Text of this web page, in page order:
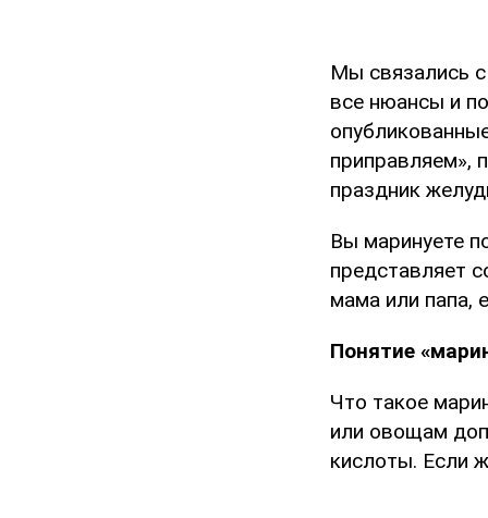
Мы связались
все нюансы и
приправляем»,
праздник
Вы маринуете
представляет
мама или папа,
Понятие
Что такое
или овощам
кислоты. Если